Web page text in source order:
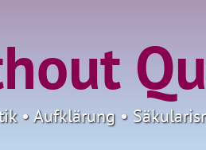
• Aufklärung •